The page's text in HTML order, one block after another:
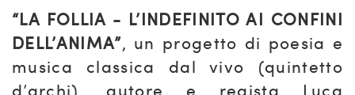
“LA FOLLIA - L’INDEFINITO AI CONFINI
DELL’ANIMA”, un progetto di poesia e
musica classica dal vivo (quintetto
d’archi), autore e regista Luca